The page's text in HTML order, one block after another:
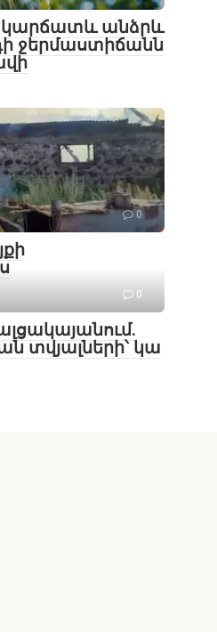
կարճատև անձրև
ջերմաստիճանն
0
0
տվյալների՝ կա